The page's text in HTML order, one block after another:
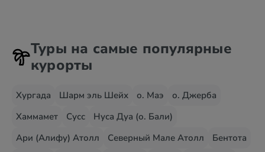
Туры на самые популярные
курорты
Хургада Шарм эль Шейх о. Маэ
о. Джерба
Хаммамет
Сусс
Нуса Дуа (о. Бали)
Ари (Алифу) Атолл
Северный Мале Атолл
Бентота